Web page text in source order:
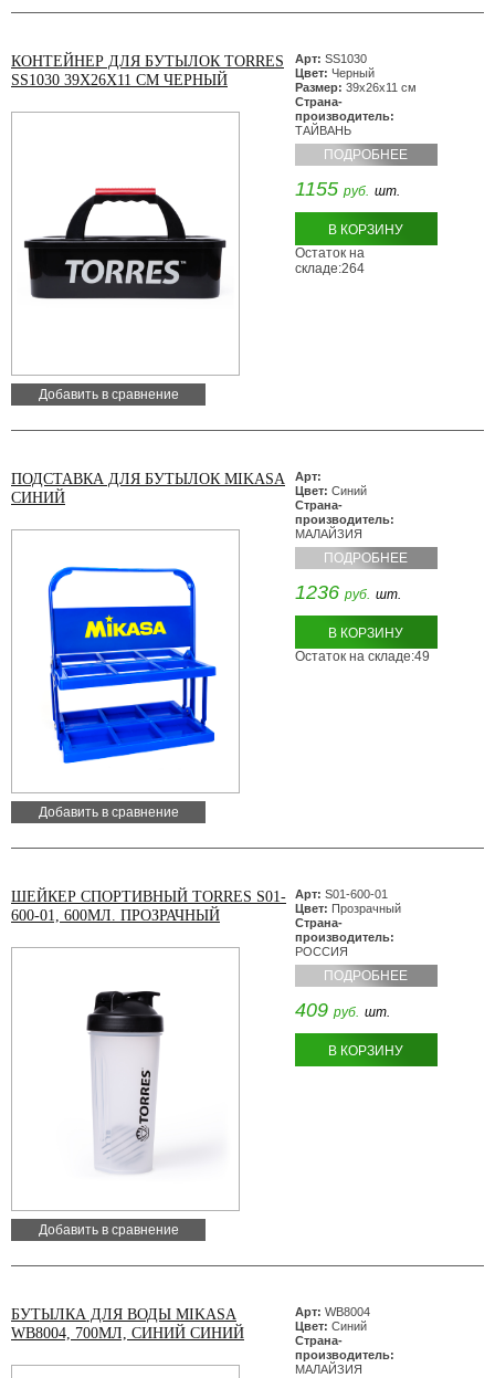
КОНТЕЙНЕР ДЛЯ БУТЫЛОК TORRES
SS1030 39Х26Х11 СМ ЧЕРНЫЙ
Добавить в сравнение
Арт: SS1030
Цвет: Черный
Размер: 39х26х11 см
Страна-
производитель:
ТАЙВАНЬ
ПОДРОБНЕЕ
1155 руб. шт.
В КОРЗИНУ
Остаток на
складе:264
ПОДСТАВКА ДЛЯ БУТЫЛОК MIKASA
СИНИЙ
Добавить в сравнение
Арт:
Цвет: Синий
Страна-
производитель:
МАЛАЙЗИЯ
ПОДРОБНЕЕ
1236 руб. шт.
В КОРЗИНУ
Остаток на складе:49
ШЕЙКЕР СПОРТИВНЫЙ TORRES S01-
600-01, 600МЛ. ПРОЗРАЧНЫЙ
Добавить в сравнение
Арт: S01-600-01
Цвет: Прозрачный
Страна-
производитель:
РОССИЯ
ПОДРОБНЕЕ
409 руб. шт.
В КОРЗИНУ
БУТЫЛКА ДЛЯ ВОДЫ MIKASA
WB8004, 700МЛ, СИНИЙ СИНИЙ
Арт: WB8004
Цвет: Синий
Страна-
производитель:
МАЛАЙЗИЯ